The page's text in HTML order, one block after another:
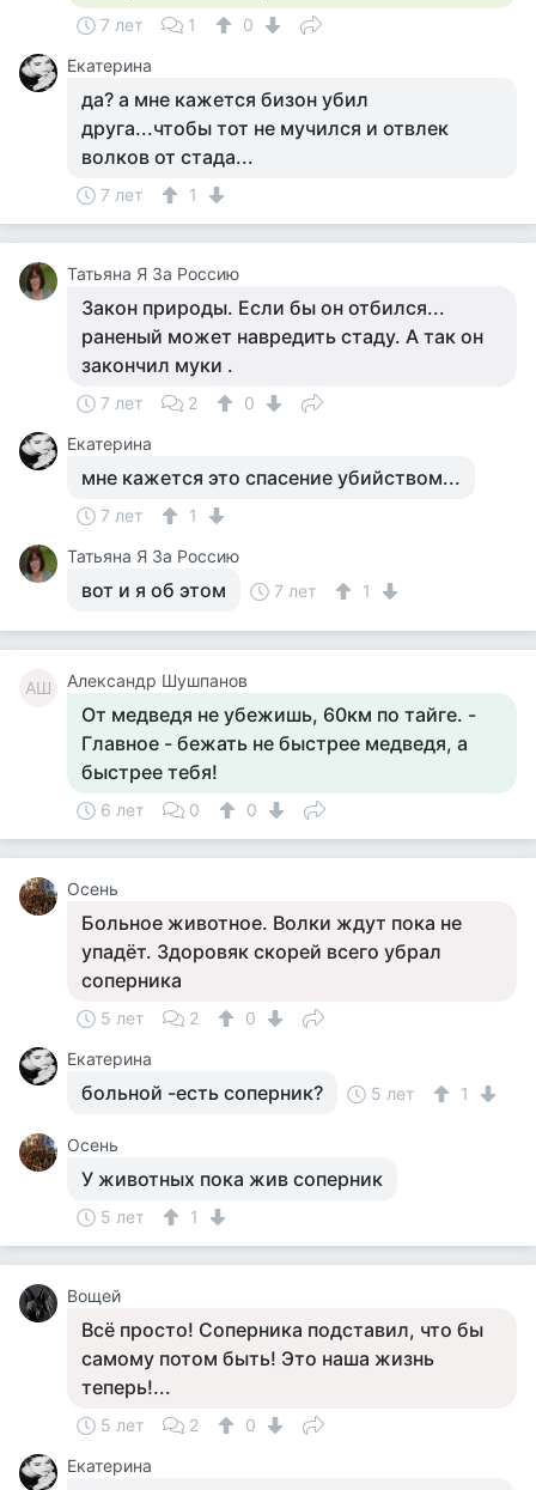
7 лет 1
0
Екатерина
да? а мне кажется бизон убил
друга...чтобы тот не мучился и отвлек
волков от стада...
7 лет 1
Татьяна Я За Россию
Закон природы. Если бы он отбился...
раненый может навредить стаду. А так он
закончил муки .
7 лет 2
0
Екатерина
мне кажется это спасение убийством...
7 лет
1
Татьяна Я За Россию
вот и я об этом 7 лет 1
АШ Александр Шушпанов
От медведя не убежишь, 60км по тайге. -
Главное - бежать не быстрее медведя, а
быстрее тебя!
6 лет 0 0
Осень
Больное животное. Волки ждут пока не
упадёт. Здоровяк скорей всего убрал
соперника
5 лет 2
0
Екатерина
больной -есть соперник? 5 лет 1
Осень
У животных пока жив соперник
5 лет 1
Вощей
Всё просто! Соперника подставил, что бы
самому потом быть! Это наша жизнь
теперь!...
5 лет 2
0
Екатерина